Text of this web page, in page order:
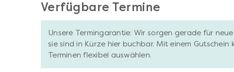
Verfügbare Termine
Unsere Termingarantie: Wir sorgen gerade für
sie sind in Kürze hier buchbar. Mit einem Gutschein
Terminen flexibel auswählen.